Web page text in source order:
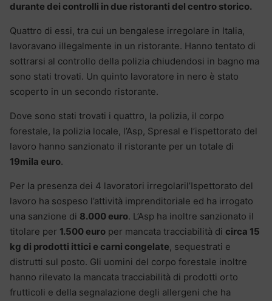
durante dei controlli in due ristoranti del centro storico.
Quattro di essi, tra cui un bengalese irregolare in Italia,
lavoravano illegalmente in un ristorante. Hanno tentato di
sottrarsi al controllo della polizia chiudendosi in bagno ma
sono stati trovati. Un quinto lavoratore in nero è stato
scoperto in un secondo ristorante.
Dove sono stati trovati i quattro, la polizia, il corpo
forestale, la polizia locale, l’Asp, Spresal e l’ispettorato del
lavoro hanno sanzionato il ristorante per un totale di
19mila euro.
Per la presenza dei 4 lavoratori irregolaril’Ispettorato del
lavoro ha sospeso l’attività imprenditoriale ed ha irrogato
una sanzione di 8.000 euro. L’Asp ha inoltre sanzionato il
titolare per 1.500 euro per mancata tracciabilità di circa 15
kg di prodotti ittici e carni congelate, sequestrati e
distrutti sul posto. Gli uomini del corpo forestale inoltre
hanno rilevato la mancata tracciabilità di prodotti orto
frutticoli e della segnalazione degli allergeni che ha